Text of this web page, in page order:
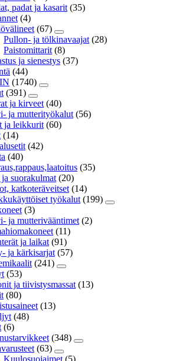
padat ja kasarit (35)
(4)
(67)
Pullon- ja tölkinavaajat (28)
Paistomittarit (8)
ja sienestys (37)
(44)
(1740)
(391)
ja kirveet (40)
ja mutterityökalut (56)
ja leikkurit (60)
(14)
(42)
(40)
(35)
suorakulmat (20)
katkoteräveitset (14)
työkalut (199)
(3)
ja mutterivääntimet (2)
(11)
ja laikat (91)
ja kärkisarjat (57)
(241)
(53)
ja tiivistysmassat (13)
(80)
(13)
(48)
(6)
(348)
(63)